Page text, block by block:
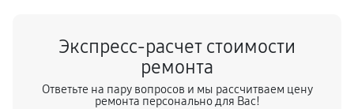
Экспресс-расчет стоимости
ремонта
Ответьте на пару вопросов и мы рассчитваем цену
ремонта персонально для Вас!